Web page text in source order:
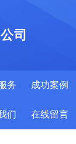
司
务 成功案例
们 在线留言